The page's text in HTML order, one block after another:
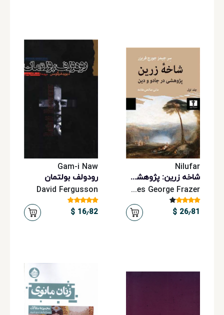
Nilufar
شاخه زرین‬: پژوهشی در جادو و دین (جلد اول)
James George Frazer
26٫81 $
Gam-i Naw
رودولف بولتمان
‎David‬ Fergusson
16٫82 $